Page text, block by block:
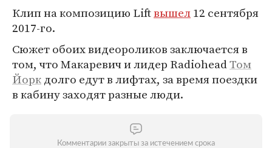
Клип на композицию Liftвышел12 сентября
2017-го.
Сюжет обоих видеороликов заключается в
том, что Макаревич и лидер RadioheadТом
Йоркдолго едут в лифтах, за время поездки
в кабину заходят разные люди.
Комментарии закрыты за истечением срока